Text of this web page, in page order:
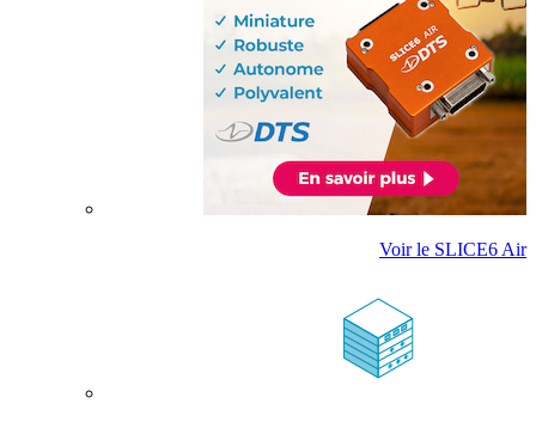
Voir le SLICE6 Air